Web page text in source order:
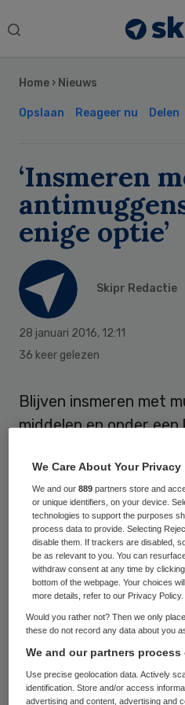
Search
Home › Nieuws
Opslaan Reageer nu Delen
‘Insmeren
enige optie’
Skipr Redactie
28 januari 2016, 12:11
36 keer gelezen
Blijven insmeren met
middelen en onder een
zomer naar de
gaan, zegt
donderdag.
Hij maakt zich grote
uitbraak van het
noodtoestand
zo maar, het is daar
Mijn vrees is vrij
of vaccin tegen het
daar straks in groten
Sidebar
We Care About Your Privacy
We and our889 partners store and
or unique identifiers, on your device.
technologies to support the purposes
process data to provide. Selecting
disable them. If trackers are disabled,
be as relevant to you. You can
withdraw consent at any time by
bottom of the webpage. Your choices
more details, refer to our Privacy Policy.
Would you rather not? Then we only
these do not record any data about you
We and our partners
Use precise geolocation data. Actively
identification. Store and/or access
advertising and content, advertising and